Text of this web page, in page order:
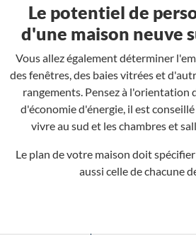
Le potentiel de
d'une maison neuve
Vous allez également déterminer
des fenêtres, des baies vitrées et
rangements. Pensez à l'orientation
d'économie d'énergie, il est
vivre au sud et les chambres et
Le plan de votre maison doit
aussi celle de chacune